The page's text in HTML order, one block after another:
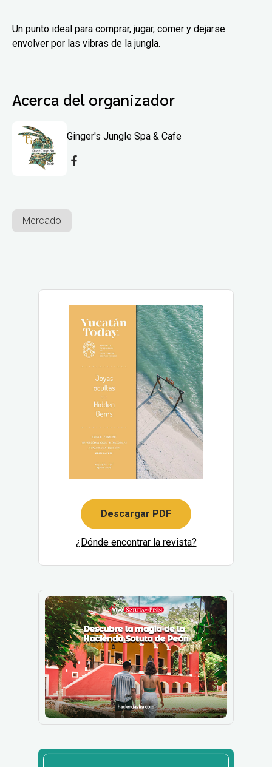
Un punto ideal para comprar, jugar, comer y dejarse
envolver por las vibras de la jungla.
Acerca del organizador
Ginger's Jungle Spa & Cafe
Mercado
Descargar PDF
¿Dónde encontrar la revista?